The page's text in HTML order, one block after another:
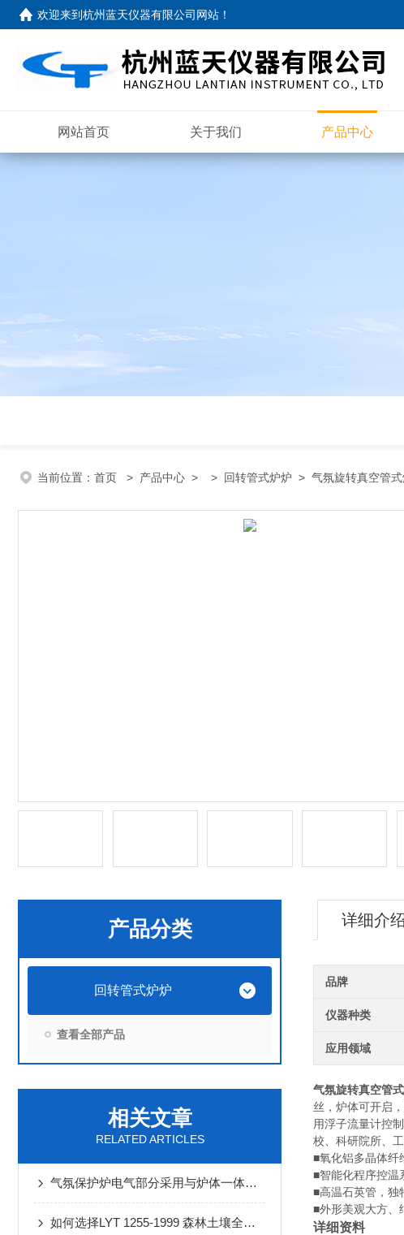
欢迎来到杭州蓝天仪器有限公司网站 ！
网站首页 关于我们 产品中心
当前位置： 首页 > 产品中心 > > 回转管式炉炉 > 气氛旋转真空管式
产品分类
回转管式炉炉
查看全部产品
相关文章
RELATED ARTICLES
气氛保护炉电气部分采用与炉体一体化结构
如何选择LYT 1255-1999 森林土壤全硫的测定设备
详细介
品牌
仪器种类
应用领域
气氛旋转真空管
丝，炉体可开启
用浮子流量计控
校、科研院所、
■氧化铝多晶体纤
■智能化程序控温
■高温石英管，独
■外形美观大方、
详细资料